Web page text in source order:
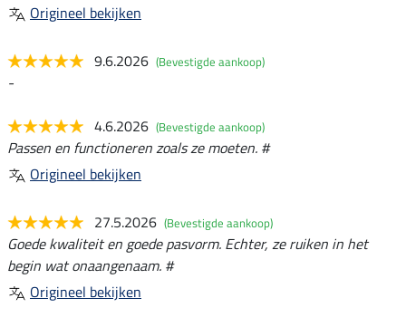
Origineel bekijken
9.6.2026 (Bevestigde aankoop)
-
4.6.2026 (Bevestigde aankoop)
Passen en functioneren zoals ze moeten. #
Origineel bekijken
27.5.2026 (Bevestigde aankoop)
Goede kwaliteit en goede pasvorm. Echter, ze ruiken in het
begin wat onaangenaam. #
Origineel bekijken